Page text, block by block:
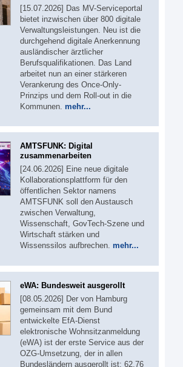
[15.07.2026] Das MV-Serviceportal
bietet inzwischen über 800 digitale
Verwaltungsleistungen. Neu ist die
durchgehend digitale Anerkennung
ausländischer ärztlicher
Berufsqualifikationen. Das Land
arbeitet nun an einer stärkeren
Verankerung des Once-Only-
Prinzips und dem Roll-out in die
Kommunen. mehr...
AMTSFUNK: Digital
zusammenarbeiten
[24.06.2026] Eine neue digitale
Kollaborationsplattform für den
öffentlichen Sektor namens
AMTSFUNK soll den Austausch
zwischen Verwaltung,
Wissenschaft, GovTech-Szene und
Wirtschaft stärken und
Wissenssilos aufbrechen. mehr...
eWA: Bundesweit ausgerollt
[08.05.2026] Der von Hamburg
gemeinsam mit dem Bund
entwickelte EfA-Dienst
elektronische Wohnsitzanmeldung
(eWA) ist der erste Service aus der
OZG-Umsetzung, der in allen
Bundesländern ausgerollt ist: 62,76